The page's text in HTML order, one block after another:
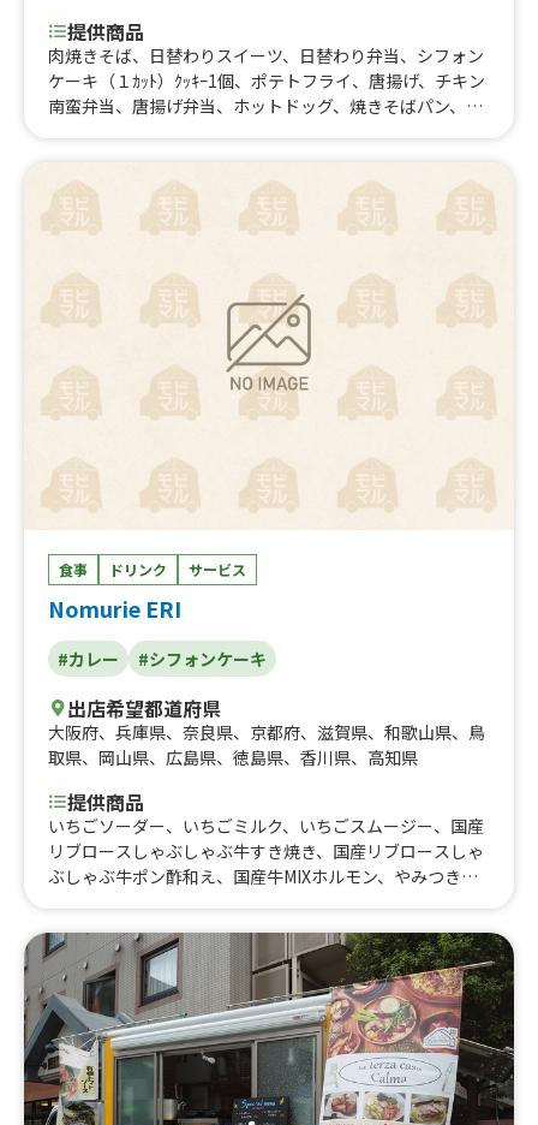
提供商品
肉焼きそば、日替わりスイーツ、日替わり弁当、シフォン
ケーキ（１ｶｯﾄ）ｸｯｷｰ1個、ポテトフライ、唐揚げ、チキン
南蛮弁当、唐揚げ弁当、ホットドッグ、焼きそばパン、フ
トロピカルスムージー、ストロベリースムージー
食事 ドリンク サービス
Nomurie ERI
#カレー #シフォンケーキ
出店希望都道府県
大阪府、 兵庫県、 奈良県、 京都府、 滋賀県、 和歌山県、 鳥
取県、 岡山県、 広島県、 徳島県、 香川県、 高知県
提供商品
いちごソーダー、いちごミルク、いちごスムージー、国産
リブロースしゃぶしゃぶ牛すき焼き、国産リブロースしゃ
ぶしゃぶ牛ポン酢和え、国産牛MIXホルモン、やみつきポ
ラッディー・エリー、ブラッディー・マサ